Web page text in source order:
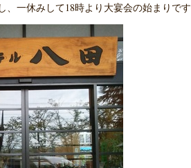
、一休みして18時より大宴会の始まりです